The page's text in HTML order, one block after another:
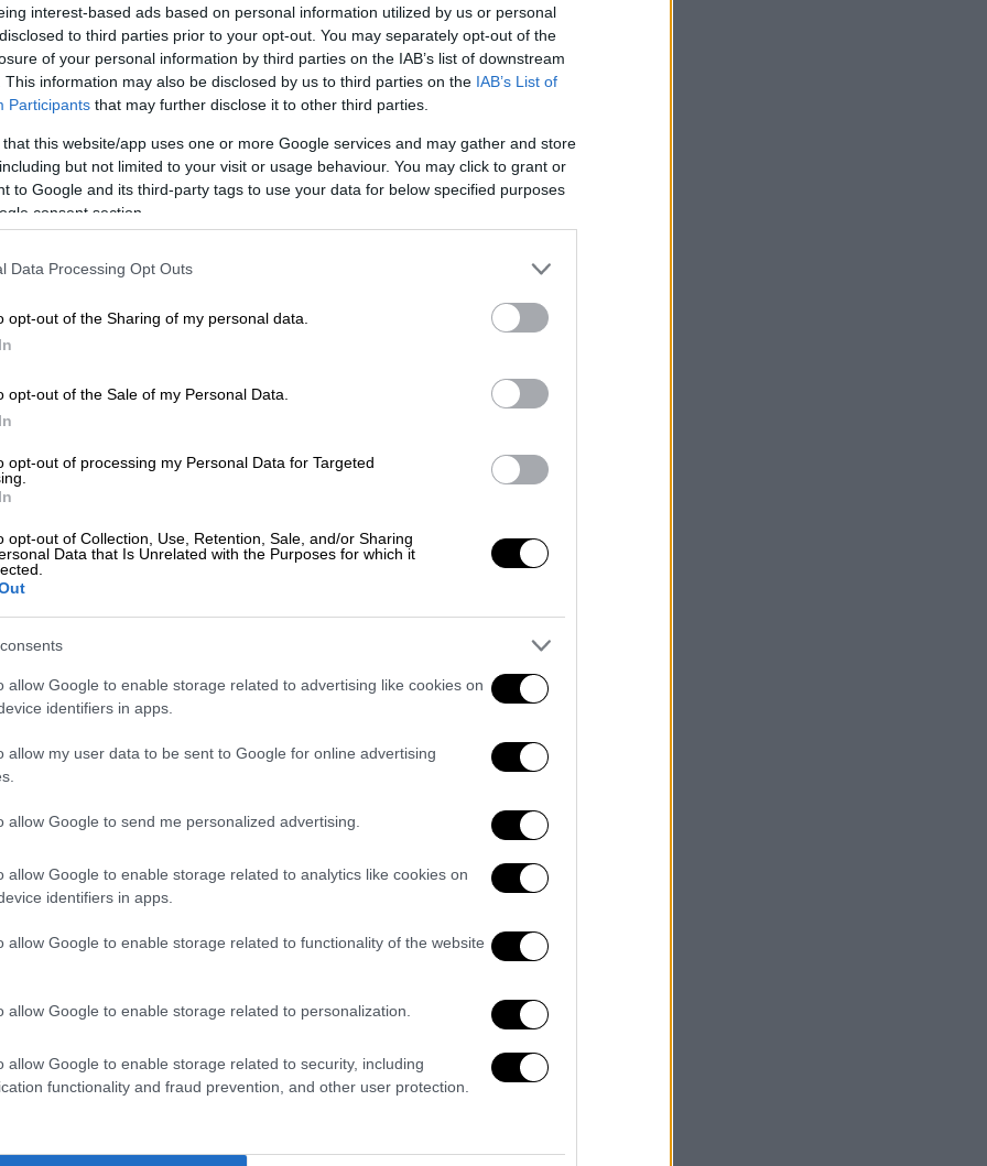
interest-based ads based on personal information utilized by us or personal
to third parties prior to your opt-out. You may separately opt-out of the
of your personal information by third parties on the IAB’s list of downstream
This information may also be disclosed by us to third parties on the IAB’s List of
Participants that may further disclose it to other third parties.
that this website/app uses one or more Google services and may gather and store
but not limited to your visit or usage behaviour. You may click to grant or
to Google and its third-party tags to use your data for below specified purposes
consent section.
Data Processing Opt Outs
opt-out of the Sharing of my personal data.
opt-out of the Sale of my Personal Data.
opt-out of processing my Personal Data for Targeted
opt-out of Collection, Use, Retention, Sale, and/or Sharing
Data that Is Unrelated with the Purposes for which it
allow Google to enable storage related to advertising like cookies on
identifiers in apps.
allow my user data to be sent to Google for online advertising
allow Google to send me personalized advertising.
allow Google to enable storage related to analytics like cookies on
identifiers in apps.
allow Google to enable storage related to functionality of the website
allow Google to enable storage related to personalization.
allow Google to enable storage related to security, including
functionality and fraud prevention, and other user protection.
το ΕΘΝΟΣ στη Google
στα
αστυνομικών δυνάμεων.
(29/3)
των προσώπων τους,
διμοιρία των
στη διασταύρωση Κωλέττη και
Μπενάκη
διμοιρία, πετώντας τους αντικείμενα
μετά από μαραθώνιες
ευρώ
του υπουργείου Εσωτερικών για
των πόλεων
ακόμα μια επίθεση στη σ
σε αστυνομικές δυνάμεις.
τα ρολά. Στο σημείο έσπευσε
προχωρούν σε 114 προσαγωγές ατόμων.
ΕΘΝΟΣ θα παρεμβαίνει και τα προσβλητικά σχόλια θα